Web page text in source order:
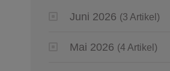
Juni 2026 (3 Artikel)
Mai 2026 (4 Artikel)